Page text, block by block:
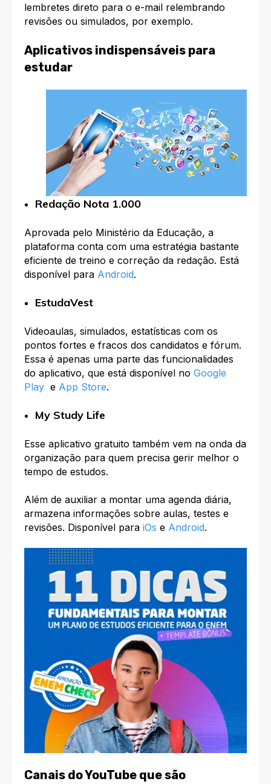
lembretes direto para o e-mail relembrando
revisões ou simulados, por exemplo.
Aplicativos indispensáveis para
estudar
Redação Nota 1.000
Aprovada pelo Ministério da Educação, a
plataforma conta com uma estratégia bastante
eficiente de treino e correção da redação. Está
disponível para Android.
EstudaVest
Videoaulas, simulados, estatísticas com os
pontos fortes e fracos dos candidatos e fórum.
Essa é apenas uma parte das funcionalidades
do aplicativo, que está disponível no Google
Play e App Store.
My Study Life
Esse aplicativo gratuito também vem na onda da
organização para quem precisa gerir melhor o
tempo de estudos.
Além de auxiliar a montar uma agenda diária,
armazena informações sobre aulas, testes e
revisões. Disponível para iOs e Android.
Canais do YouTube que são